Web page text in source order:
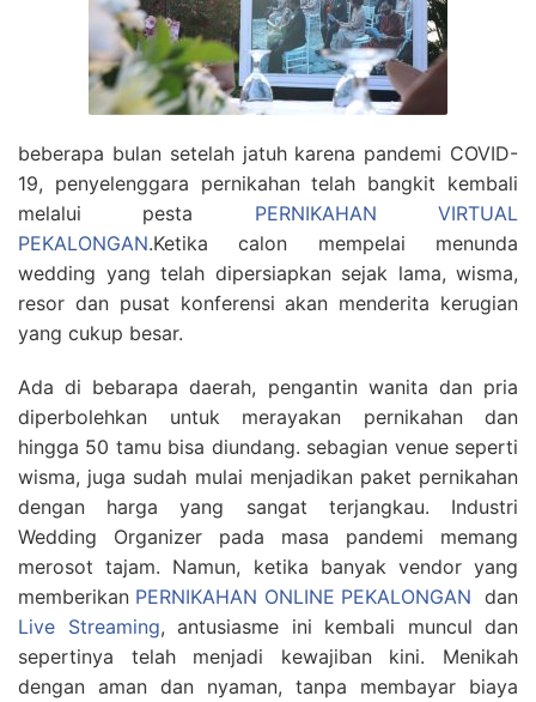
beberapa bulan setelah jatuh karena pandemi COVID-
19, penyelenggara pernikahan telah bangkit kembali
melalui pesta PERNIKAHAN VIRTUAL
PEKALONGAN.Ketika calon mempelai menunda
wedding yang telah dipersiapkan sejak lama, wisma,
resor dan pusat konferensi akan menderita kerugian
yang cukup besar.
Ada di bebarapa daerah, pengantin wanita dan pria
diperbolehkan untuk merayakan pernikahan dan
hingga 50 tamu bisa diundang. sebagian venue seperti
wisma, juga sudah mulai menjadikan paket pernikahan
dengan harga yang sangat terjangkau. Industri
Wedding Organizer pada masa pandemi memang
merosot tajam. Namun, ketika banyak vendor yang
memberikan PERNIKAHAN ONLINE PEKALONGAN dan
Live Streaming, antusiasme ini kembali muncul dan
sepertinya telah menjadi kewajiban kini. Menikah
dengan aman dan nyaman, tanpa membayar biaya